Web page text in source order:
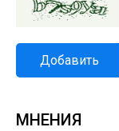
Добавить
МНЕНИЯ